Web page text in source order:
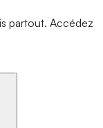
partout. Accédez